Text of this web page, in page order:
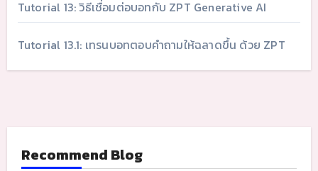
Tutorial 13: วิธีเชื่อมต่อบอทกับ ZPT Generative AI
Tutorial 13.1: เทรนบอทตอบคำถามให้ฉลาดขึ้น ด้วย ZPT
Recommend Blog